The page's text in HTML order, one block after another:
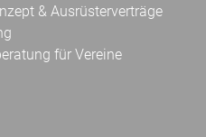
& Ausrüsterverträge
für Vereine